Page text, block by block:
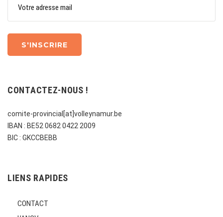
CONTACTEZ-NOUS !
comite-provincial[at]volleynamur.be
IBAN : BE52 0682 0422 2009
BIC : GKCCBEBB
LIENS RAPIDES
CONTACT